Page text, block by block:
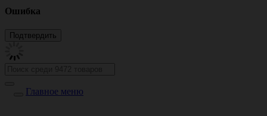
Ошибка
Главное меню